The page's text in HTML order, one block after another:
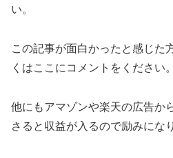
い。
この記事が面白かったと感じた
くはここにコメントをください。
他にもアマゾンや楽天の広告か
さると収益が入るので励みにな